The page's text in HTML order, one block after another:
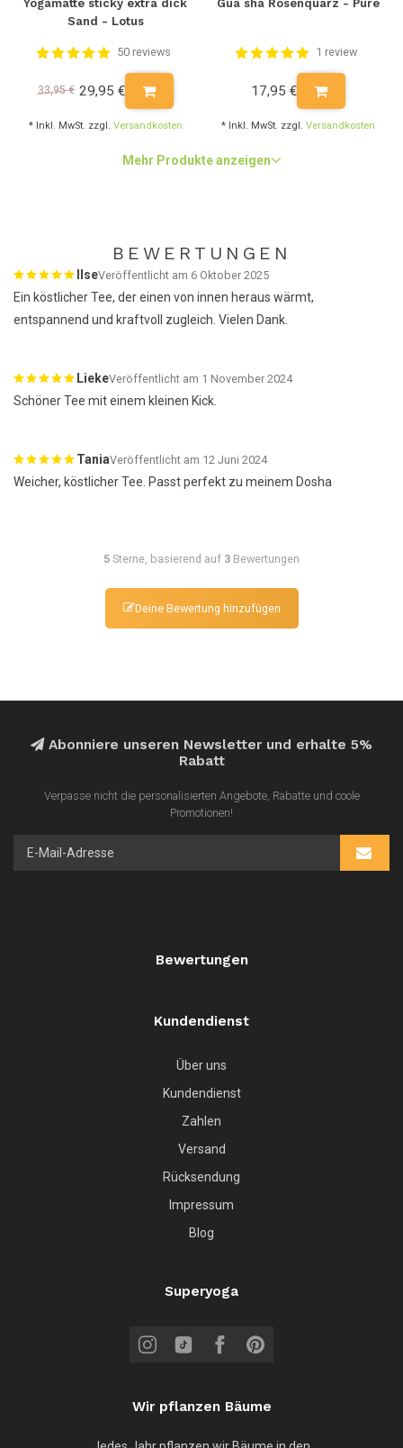
Yogamatte sticky extra dick
Sand - Lotus
50 reviews
33,95 € 29,95 €
* Inkl. MwSt. zzgl. Versandkosten
Gua sha Rosenquarz - Pure
1 review
17,95 €
* Inkl. MwSt. zzgl. Versandkosten
Mehr Produkte anzeigen
BEWERTUNGEN
IlseVeröffentlicht am 6 Oktober 2025
Ein köstlicher Tee, der einen von innen heraus wärmt,
entspannend und kraftvoll zugleich. Vielen Dank.
LiekeVeröffentlicht am 1 November 2024
Schöner Tee mit einem kleinen Kick.
TaniaVeröffentlicht am 12 Juni 2024
Weicher, köstlicher Tee. Passt perfekt zu meinem Dosha
5 Sterne, basierend auf 3 Bewertungen
Deine Bewertung hinzufügen
Abonniere unseren Newsletter und erhalte 5%
Rabatt
Verpasse nicht die personalisierten Angebote, Rabatte und coole
Promotionen!
Bewertungen
Kundendienst
Über uns
Kundendienst
Zahlen
Versand
Rücksendung
Impressum
Blog
Superyoga
Wir pflanzen Bäume